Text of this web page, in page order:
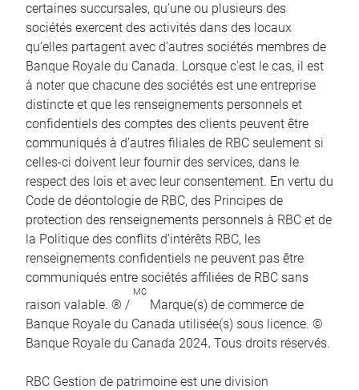
certaines succursales, qu’une ou plusieurs des
sociétés exercent des activités dans des locaux
qu’elles partagent avec d’autres sociétés membres de
Banque Royale du Canada. Lorsque c’est le cas, il est
à noter que chacune des sociétés est une entreprise
distincte et que les renseignements personnels et
confidentiels des comptes des clients peuvent être
communiqués à d’autres filiales de RBC seulement si
celles-ci doivent leur fournir des services, dans le
respect des lois et avec leur consentement. En vertu du
Code de déontologie de RBC, des Principes de
protection des renseignements personnels à RBC et de
la Politique des conflits d’intérêts RBC, les
renseignements confidentiels ne peuvent pas être
communiqués entre sociétés affiliées de RBC sans
raison valable. ® /
MC
Marque(s) de commerce de
Banque Royale du Canada utilisée(s) sous licence. ©
Banque Royale du Canada 2024. Tous droits réservés.
RBC Gestion de patrimoine est une division